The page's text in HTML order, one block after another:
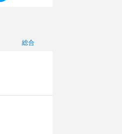
総合